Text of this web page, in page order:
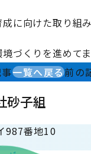
に向けた取り組
づくりを進めてま
一覧へ戻る前の
砂子組
987番地10